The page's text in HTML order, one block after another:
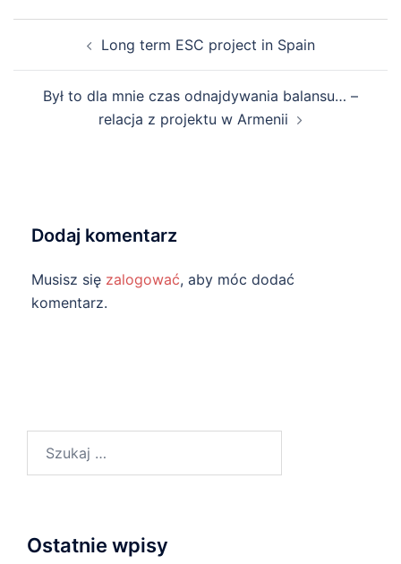
Long term ESC project in Spain
Był to dla mnie czas odnajdywania balansu… –
relacja z projektu w Armenii
Dodaj komentarz
Musisz się zalogować, aby móc dodać
komentarz.
Ostatnie wpisy